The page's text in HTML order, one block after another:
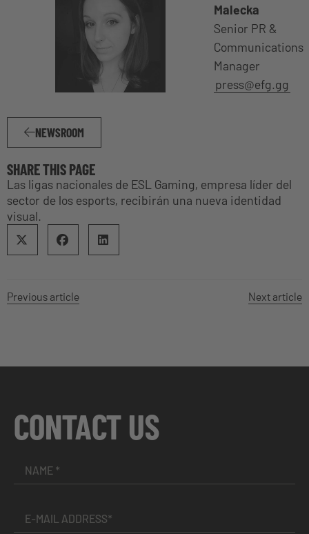
Malecka
Senior PR &
Communications
Manager
press@efg.gg
NEWSROOM
SHARE THIS PAGE
Las ligas nacionales de ESL Gaming, empresa líder del
sector de los esports, recibirán una nueva identidad
visual.
Previous article Next article
CONTACT US